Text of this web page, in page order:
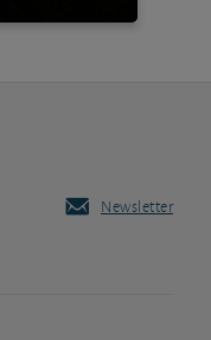
Newsletter